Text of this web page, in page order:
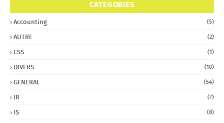
CATEGORIES
Accounting (5)
AUTRE (2)
CSS (1)
DIVERS (10)
GENERAL (54)
IR (7)
IS (8)